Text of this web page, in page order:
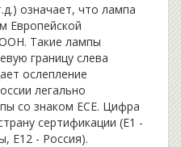
означает, что лампа
Европейской
Такие лампы
границу слева
ослепление
легально
со знаком ECE. Цифра
сертификации (E1 -
E12 - Россия).